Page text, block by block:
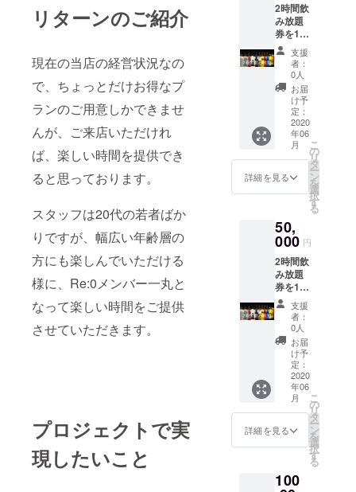
リターンのご紹介
現在の当店の経営状況なの
で、ちょっとだけお得なプ
ランのご用意しかできませ
んが、ご来店いただけれ
ば、楽しい時間を提供でき
ると思っております。
スタッフは20代の若者ばか
りですが、幅広い年齢層の
方にも楽しんでいただける
様に、Re:0メンバー一丸と
なって楽しい時間をご提供
させていただきます。
プロジェクトで実
現したいこと
2時間飲
み放題
券を12
回分提
供。 有
効期
限：
2020年
6月1
日〜
2020年
12月31
日
支援
者：
0人
お届
け予
定：
2020
年06
月
詳細を見る
こ
の
リ
タ
ー
ン
を
選
択
す
る
50,
000 円
2時間飲
み放題
券を18
回分提
供＋ご
来店時
使用で
きる18
回分
フード1
品提供
券。 有
効期
限：
2020年
6月1
2020年
支援
者：
0人
お届
け予
定：
2020
年06
月
詳細を見る
こ
の
リ
タ
ー
ン
を
選
択
す
る
100